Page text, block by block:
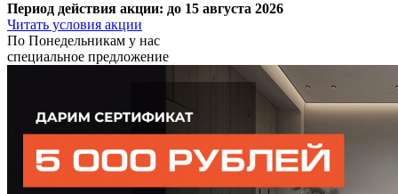
Период действия акции: до 15 августа 2026
Читать условия акции
По Понедельникам у нас
специальное предложение